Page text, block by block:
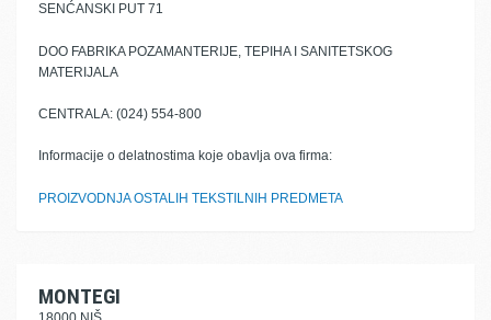
SENĆANSKI PUT 71
DOO FABRIKA POZAMANTERIJE, TEPIHA I SANITETSKOG
MATERIJALA
CENTRALA: (024) 554-800
Informacije o delatnostima koje obavlja ova firma:
PROIZVODNJA OSTALIH TEKSTILNIH PREDMETA
MONTEGI